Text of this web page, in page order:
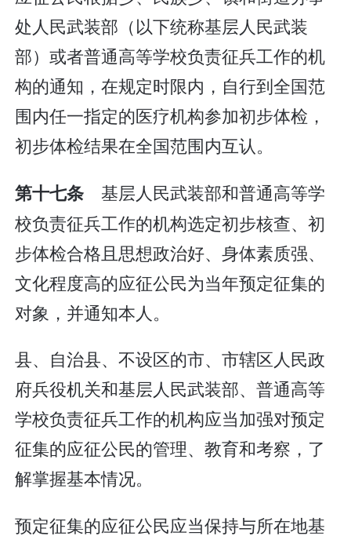
处人民武装部（以下统称基层人民武装
部）或者普通高等学校负责征兵工作的机
构的通知，在规定时限内，自行到全国范
围内任一指定的医疗机构参加初步体检，
初步体检结果在全国范围内互认。
第十七条 基层人民武装部和普通高等学
校负责征兵工作的机构选定初步核查、初
步体检合格且思想政治好、身体素质强、
文化程度高的应征公民为当年预定征集的
对象，并通知本人。
县、自治县、不设区的市、市辖区人民政
府兵役机关和基层人民武装部、普通高等
学校负责征兵工作的机构应当加强对预定
征集的应征公民的管理、教育和考察，了
解掌握基本情况。
预定征集的应征公民应当保持与所在地基